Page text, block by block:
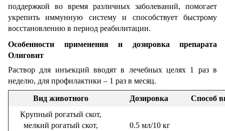
поддержкой во время различных заболеваний, помогает
укрепить иммунную систему и способствует быстрому
восстановлению в период реабилитации.
Особенности применения и дозировка препарата
Олиговит
Раствор для инъекций вводят в лечебных целях 1 раз в
неделю, для профилактики – 1 раз в месяц.
Вид животного Дозировка
Способ
Крупный рогатый скот,
мелкий рогатый скот,
0.5 мл/10 кг